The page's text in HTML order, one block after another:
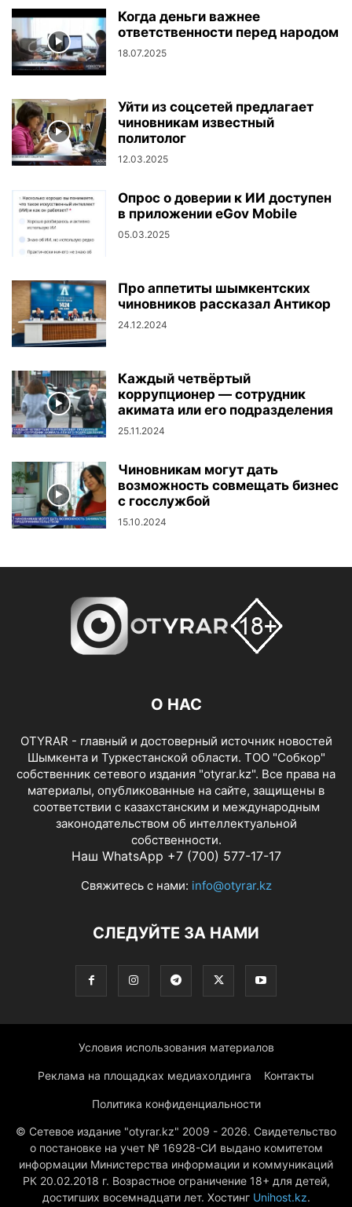
Когда деньги важнее
ответственности перед народом
18.07.2025
Уйти из соцсетей предлагает
чиновникам известный
политолог
12.03.2025
Опрос о доверии к ИИ доступен
в приложении eGov Mobile
05.03.2025
Про аппетиты шымкентских
чиновников рассказал Антикор
24.12.2024
Каждый четвёртый
коррупционер — сотрудник
акимата или его подразделения
25.11.2024
Чиновникам могут дать
возможность совмещать бизнес
с госслужбой
15.10.2024
О НАС
OTYRAR - главный и достоверный источник новостей
Шымкента и Туркестанской области. ТОО "Собкор"
собственник сетевого издания "otyrar.kz". Все права на
материалы, опубликованные на сайте, защищены в
соответствии с казахстанским и международным
законодательством об интеллектуальной
собственности.
Наш WhatsApp +7 (700) 577-17-17
Свяжитесь с нами: info@otyrar.kz
СЛЕДУЙТЕ ЗА НАМИ
Условия использования материалов
Реклама на площадках медиахолдинга Контакты
Политика конфиденциальности
© Сетевое издание "otyrar.kz" 2009 - 2026. Свидетельство
о постановке на учет № 16928-СИ выдано комитетом
информации Министерства информации и коммуникаций
РК 20.02.2018 г. Возрастное ограничение 18+ для детей,
достигших восемнадцати лет. Хостинг Unihost.kz.